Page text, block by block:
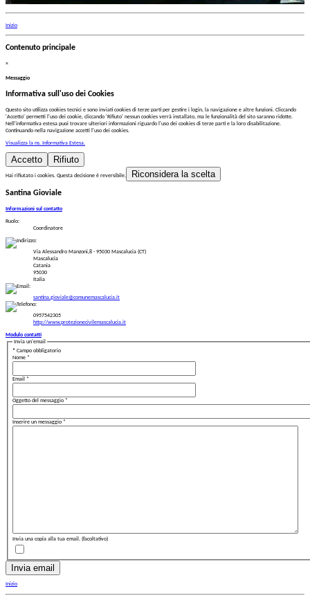
Inizio
Contenuto principale
×
Messaggio
Informativa sull'uso dei Cookies
Questo sito utilizza cookies tecnici e sono inviati cookies di terze parti per gestire i login, la navigazione e altre funzioni. Cliccando
'Accetto' permetti l'uso dei cookie, cliccando 'Rifiuto' nessun cookies verrà installato, ma le funzionalità del sito saranno ridotte.
Nell'informativa estesa puoi trovare ulteriori informazioni riguardo l'uso dei cookies di terze parti e la loro disabilitazione.
Continuando nella navigazione accetti l'uso dei cookies.
Visualizza la ns. Informativa Estesa.
Accetto Rifiuto
Hai rifiutato i cookies. Questa decisione è reversibile. Riconsidera la scelta
Santina Gioviale
Informazioni sul contatto
Ruolo:
Coordinatore
Via Alessandro Manzoni,8 - 95030 Mascalucia (CT)
Mascalucia
Catania
95030
Italia
santina.gioviale@comunemascalucia.it
0957542305
http://www.protezionecivilemascalucia.it
Modulo contatti
Invia un'email
* Campo obbligatorio
Nome *
Email *
Oggetto del messaggio *
Inserire un messaggio *
Invia una copia alla tua email. (facoltativo)
Invia email
Inizio